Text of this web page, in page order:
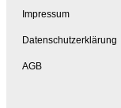
Impressum
Datenschutzerklärung
AGB